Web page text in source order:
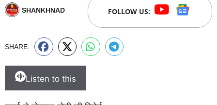
SHANKHNAD FOLLOW US:
SHARE:
Listen to this